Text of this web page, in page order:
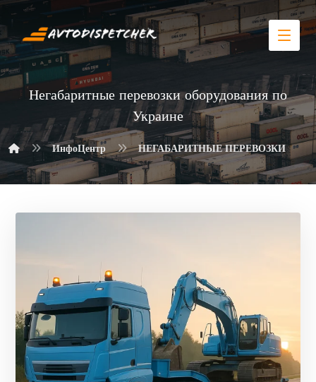
Негабаритные перевозки оборудования по
Украине
ИнфоЦентр НЕГАБАРИТНЫЕ ПЕРЕВОЗКИ